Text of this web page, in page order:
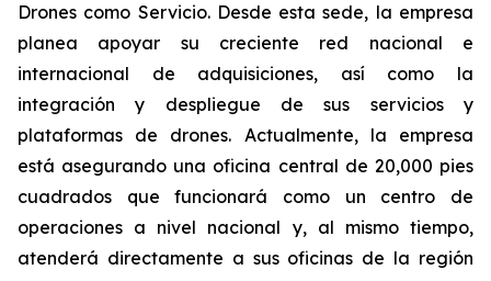
Drones como Servicio. Desde esta sede, la empresa
planea apoyar su creciente red nacional e
internacional de adquisiciones, así como la
integración y despliegue de sus servicios y
plataformas de drones. Actualmente, la empresa
está asegurando una oficina central de 20,000 pies
cuadrados que funcionará como un centro de
operaciones a nivel nacional y, al mismo tiempo,
atenderá directamente a sus oficinas de la región